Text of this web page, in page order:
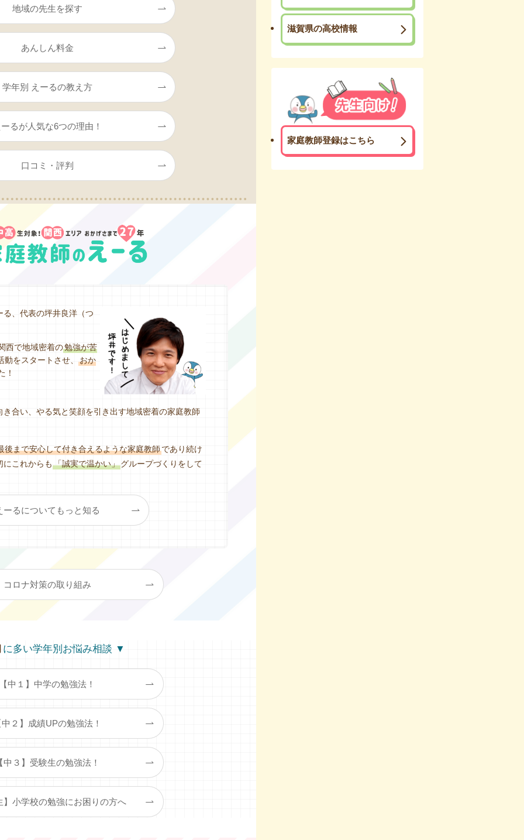
地域の先生を探す
あんしん料金
学年別 えーるの教え方
るが人気な6つの理由！
口コミ・評判
、代表の坪井良洋（つ
西で地域密着の勉強が苦
動をスタートさせ、
おか
！
合い、やる気と笑顔を引き出す地域密着の家庭教師
後まで安心して付き合えるような家庭教師であり続け
にこれからも 「誠実で温かい」グループづくりをして
ーるについてもっと知る
コロナ対策の取り組み
に多い学年別お悩み相談 ▼
中１】中学の勉強法！
２】成績UPの勉強法！
中３】受験生の勉強法！
】小学校の勉強にお困りの方へ
滋賀県の高校情報
家庭教師登録はこちら